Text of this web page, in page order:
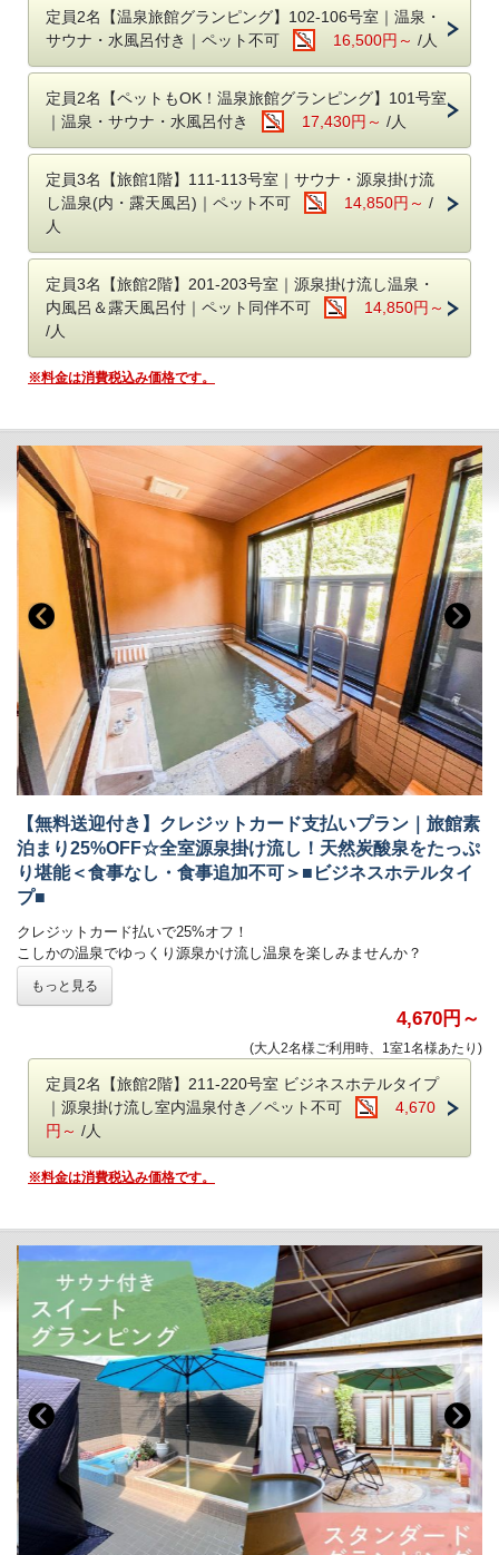
レイトチェックアウト10時→11時 1棟3,300円（1日3組限定）
■選べる部屋タイプ
・ドームテントに宿泊しながらBBQに温泉とワクワク体験を楽しめる
『グランピング』
・昔ながらの趣きを残し、源泉かけ流しの温泉付きのお部屋で過ごせる
『旅館』
・温泉旅館のお部屋でありながらサウナに部屋食BBQ、焚き火とアクテ
ィビティも豊富な『温泉旅館グランピング』
※グランピング・温泉旅館グランピングはペット（犬）も宿泊できる部
屋をご用意しています
◇スイートグランピング 159㎡
​ベッド：シングル4台
定員：6名
ドームテント・源泉かけ流し露天風呂・プライベートサウナ・屋内ダイ
ニング・トイレを各棟に備えたグランピング。
みいただけます。
◇スタンダードグランピング 116㎡
​ベッド：シングル4台
定員：6名
ドームテント・源泉掛け流し露天風呂・屋外ダイニング・トイレを各棟
に備えたグランピング。
源泉かけ流し露天風呂にBBQと至福の時間をお過ごしください。
※サウナ付きのお部屋をご希望のお客様はスイートグランピングをお選
びください
◇温泉旅館グランピング101-106号室 47.7㎡
ベッド：ダブル1台
定員：2名（お子様含む）
露天風呂・内風呂・サウナ・水風呂付き
旅館のお部屋にグランピング要素を追加したオリジナル部屋。
温泉はもちろん、サウナに水風呂、焚き火スペースにダイニングまでお
部屋付き。
◆旅館111-113号室 28.4㎡
​ベッド：シングル2台
階数：1階
露天風呂・内風呂・サウナ・水風呂付き
貸切だからこそ極上の「ととのう」体験をお楽しみください。
※グランピングではなく、通常の旅館スタイルのお部屋です。
階数：2階（エレベーターなし）
定員：3名
露天風呂・内風呂付き
お部屋に温泉が2つもついた温泉好きの方のための部屋。
​※グランピングではなく、通常の旅館スタイルのお部屋です。
※すべてのお部屋にトイレが完備されています
■チェックイン・チェックアウト時間について
チェックイン：17時～20時
※フロントは22時で閉まりますので時間内にチェックインをお願いしま
す。
チェックアウト：
グランピング・温泉旅館グランピング：10時
旅館：11時
■アーリーチェックイン・レイトチェックアウト
ご希望の方は備考欄にその旨を記載ください。
⭐️旅館
アーリーチェックイン 17時→15時 1室3,300円
レイトチェックアウト なし（通常11時チェックアウト）
定員2名【温泉旅館グランピング】102-106号室｜温泉・
サウナ・水風呂付き｜ペット不可
16,500円～ /人
定員2名【ペットもOK！温泉旅館グランピング】101号室
｜温泉・サウナ・水風呂付き
17,430円～ /人
定員3名【旅館1階】111-113号室｜サウナ・源泉掛け流
し温泉(内・露天風呂)｜ペット不可
14,850円～ /
人
定員3名【旅館2階】201-203号室｜源泉掛け流し温泉・
内風呂＆露天風呂付｜ペット同伴不可
14,850円～
/人
※料金は消費税込み価格です。
【無料送迎付き】クレジットカード支払いプラン｜旅館素
泊まり25%OFF☆全室源泉掛け流し！天然炭酸泉をたっぷ
り堪能＜食事なし・食事追加不可＞■ビジネスホテルタイ
プ■
クレジットカード払いで25%オフ！
こしかの温泉でゆっくり源泉かけ流し温泉を楽しみませんか？
予約時の備考欄に希望の送迎時間をご記入ください。
チェックイン前：16時、17時、18時、19時
チェックアウト後：8時、9時、10時、11時
※アーリーチェックイン15時（3,300円/室）をご希望の方は15時も送迎
可能です。
※フロントが22時で閉まりますので、時間内にチェックインをお願いし
ます
​■お部屋
源泉かけ流し温泉付き客室、24時間入浴可能
宿泊中は完全貸切でいつでもお好きな時間に温泉をお楽しみいただけま
す。
ダブルベッド1台
源泉かけ流し温泉（内風呂）
トイレ
※お部屋に温泉の水の音が聞こえます
■全室完備
・40型以上のインターネット対応テレビ
・男女アメニティ各種
・ナノケアドライヤー
もっと見る
4,670円～
(大人2名様ご利用時、1室1名様あたり)
定員2名【旅館2階】211-220号室 ビジネスホテルタイプ
｜源泉掛け流し室内温泉付き／ペット不可
4,670
円～ /人
※料金は消費税込み価格です。